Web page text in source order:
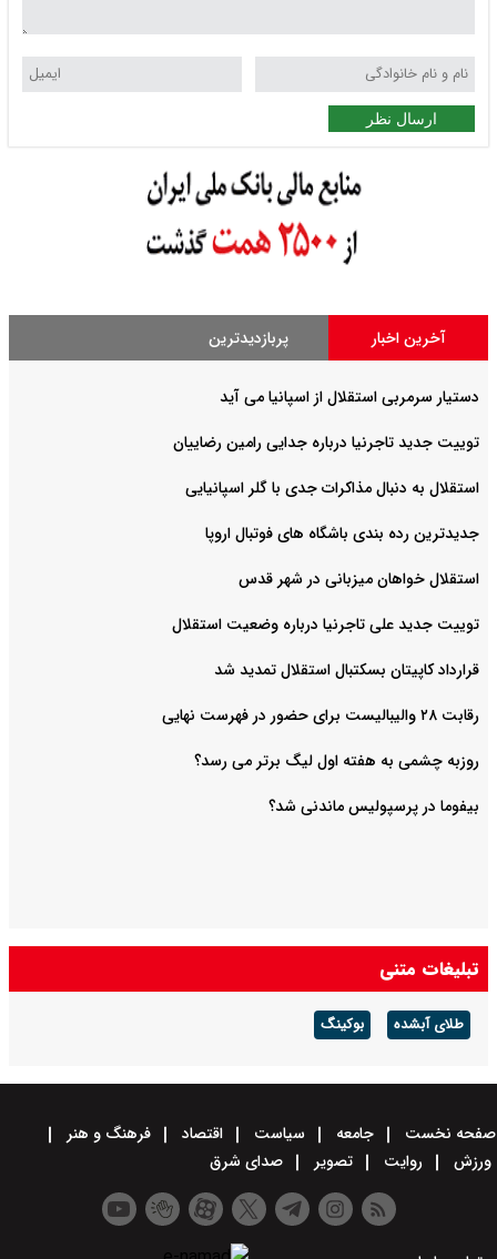
ارسال نظر
آخرین اخبار پربازدیدترین
دستیار سرمربی استقلال از اسپانیا می آید
توییت جدید تاجرنیا درباره جدایی رامین رضاییان
استقلال به دنبال مذاکرات جدی با گلر اسپانیایی
جدیدترین رده بندی باشگاه های فوتبال اروپا
استقلال خواهان میزبانی در شهر قدس
توییت جدید علی تاجرنیا درباره وضعیت استقلال
قرارداد کاپیتان بسکتبال استقلال تمدید شد
رقابت ۲۸ والیبالیست برای حضور در فهرست نهایی
روزبه چشمی به هفته اول لیگ برتر می رسد؟
بیفوما در پرسپولیس ماندنی شد؟
تبلیغات متنی
طلای آبشده بوکینگ
صفحه نخست جامعه سیاست اقتصاد
فرهنگ و هنر
ورزش
روایت تصویر صدای شرق